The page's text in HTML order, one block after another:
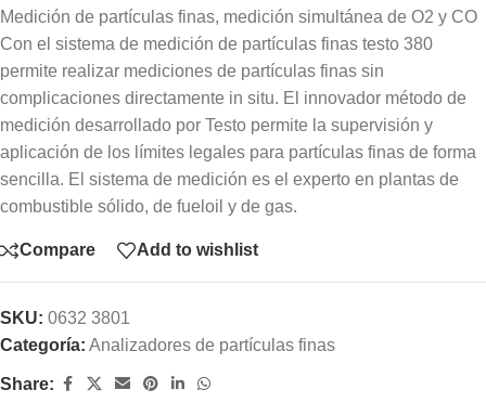
Medición de partículas finas, medición simultánea de O2 y CO
Con el sistema de medición de partículas finas testo 380
permite realizar mediciones de partículas finas sin
complicaciones directamente in situ. El innovador método de
medición desarrollado por Testo permite la supervisión y
aplicación de los límites legales para partículas finas de forma
sencilla. El sistema de medición es el experto en plantas de
combustible sólido, de fueloil y de gas.
Compare Add to wishlist
SKU: 0632 3801
Categoría: Analizadores de partículas finas
Share: